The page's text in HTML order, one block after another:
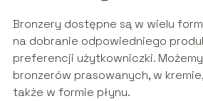
Bronzery dostępne są w wielu
na dobranie odpowiedniego
preferencji użytkowniczki.
bronzerów prasowanych, w
także w formie płynu.